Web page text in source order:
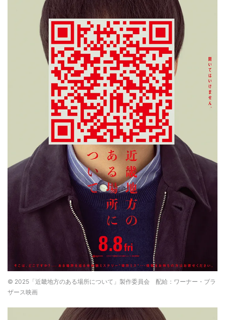
© 2025「近畿地方のある場所について」製作委員会 配給：ワーナー・ブラ
ザース映画